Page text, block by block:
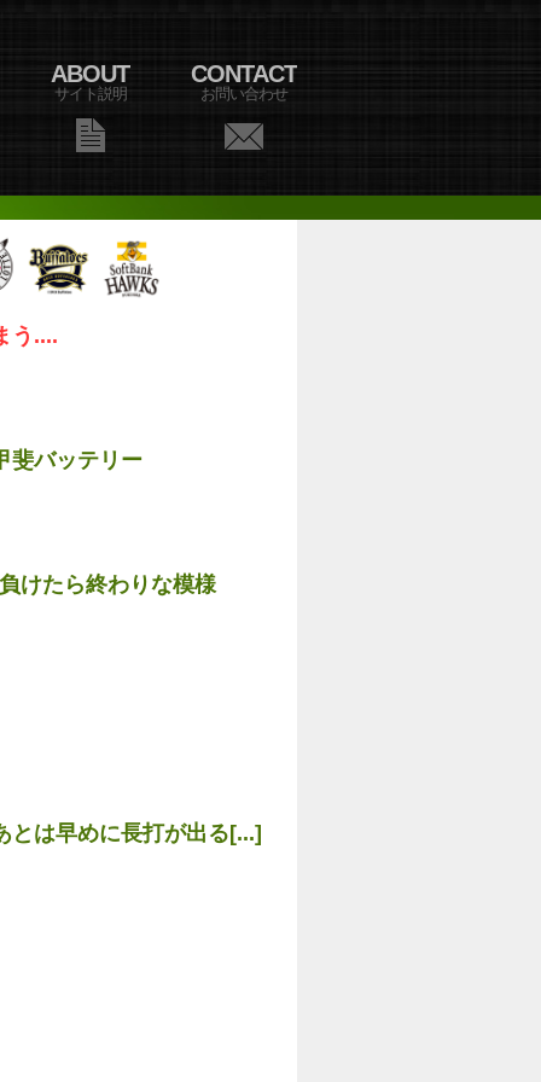
ABOUT
サイト説明
CONTACT
お問い合わせ
う....
斐バッテリー
けたら終わりな模様
とは早めに長打が出る[...]